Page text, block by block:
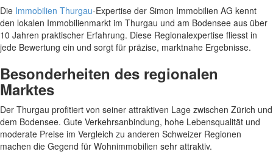
Die Immobilien Thurgau-Expertise der Simon Immobilien AG kennt
den lokalen Immobilienmarkt im Thurgau und am Bodensee aus über
10 Jahren praktischer Erfahrung. Diese Regionalexpertise fliesst in
jede Bewertung ein und sorgt für präzise, marktnahe Ergebnisse.
Besonderheiten des regionalen
Marktes
Der Thurgau profitiert von seiner attraktiven Lage zwischen Zürich und
dem Bodensee. Gute Verkehrsanbindung, hohe Lebensqualität und
moderate Preise im Vergleich zu anderen Schweizer Regionen
machen die Gegend für Wohnimmobilien sehr attraktiv.